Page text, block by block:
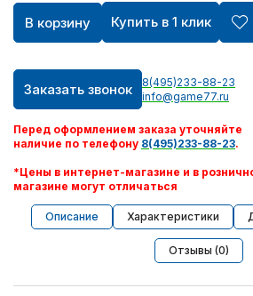
В корзину Купить в 1 клик
Заказать звонок
8(495)233-88-23
info@game77.ru
Перед оформлением заказа уточняйте
наличие по телефону 8(495)233-88-23.
*Цены в интернет-магазине и в
магазине могут отличаться
Описание Характеристики
Отзывы (0)